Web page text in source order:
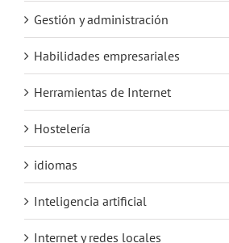
Gestión y administración
Habilidades empresariales
Herramientas de Internet
Hostelería
idiomas
Inteligencia artificial
Internet y redes locales